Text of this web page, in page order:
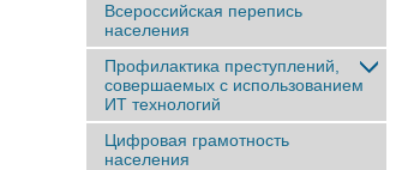
Всероссийская перепись
населения
Профилактика преступлений,
совершаемых с использованием
ИТ технологий
Цифровая грамотность
населения